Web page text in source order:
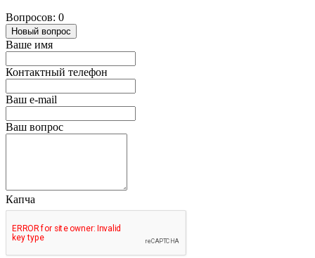
Вопросов: 0
Новый вопрос
Ваше имя
Контактный телефон
Ваш e-mail
Ваш вопрос
Капча